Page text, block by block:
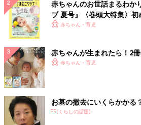
赤ちゃんのお世話まるわか
ブ 夏号』〈巻頭大特集〉
く！ おっぱい・ミルクの基
赤ちゃん・育児
赤ちゃんが生まれたら！2冊
赤ちゃん・育児
お墓の撤去にいくらかかる
PR(くらしの話題)